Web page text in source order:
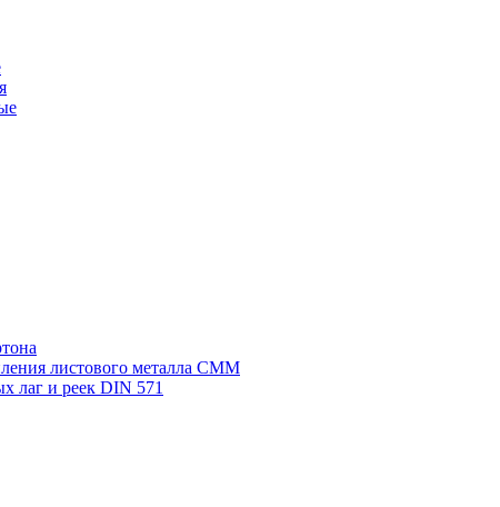
листового металла СММ
лаг и реек DIN 571